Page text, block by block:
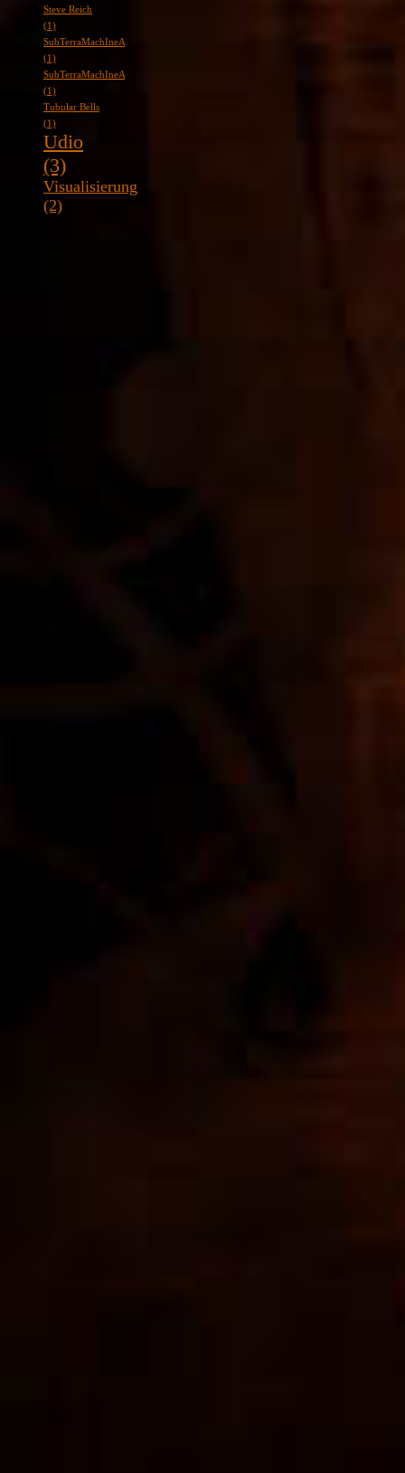
Steve Reich
(1)
SubTerraMachIneA
(1)
SubTerraMachIneA
(1)
Tubular Bells
(1)
Udio
(3)
Visualisierung
(2)